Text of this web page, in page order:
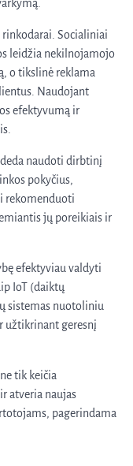
Socialiniai
leidžia nekilnojamojo
o tikslinė reklama
Naudojant
efektyvumą ir
naudoti dirbtinį
pokyčius,
rekomenduoti
jų poreikiais ir
efektyviau valdyti
IoT (daiktų
sistemas nuotoliniu
užtikrinant geresnį
tik keičia
atveria naujas
pagerindama